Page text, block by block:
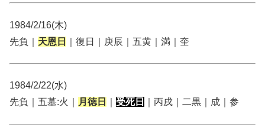
1984/2/16(木)
先負｜ 天恩日 ｜復日｜庚辰｜五黄｜満｜奎
1984/2/22(水)
先負｜五墓:火｜
月徳日 受死日 ｜丙戌｜二黒｜成｜参